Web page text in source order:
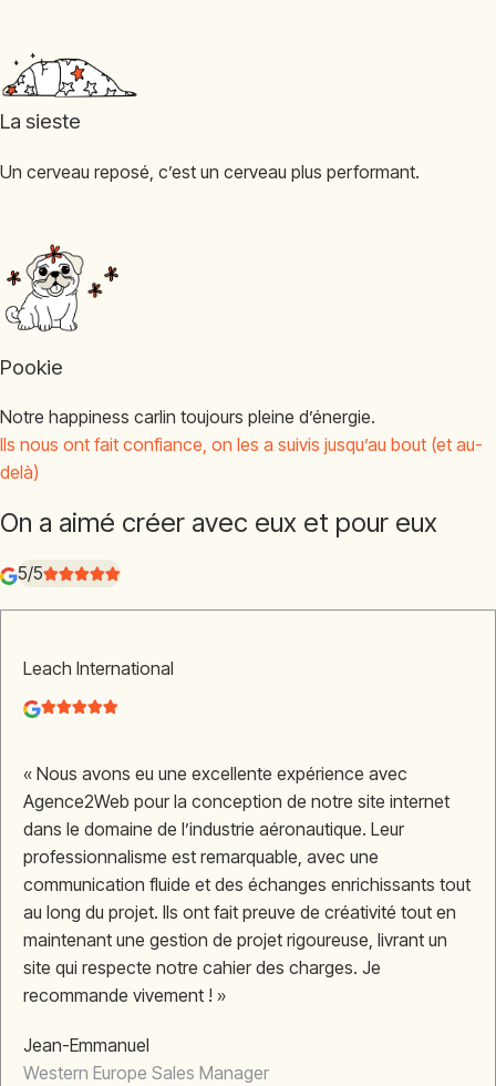
La sieste
Un cerveau reposé, c’est un cerveau plus performant.
Pookie
Notre happiness carlin toujours pleine d’énergie.
Ils nous ont fait confiance, on les a suivis jusqu’au bout (et au-
delà)
On a aimé créer avec eux et pour eux
5/5
Leach International
« Nous avons eu une excellente expérience avec
Agence2Web pour la conception de notre site internet
dans le domaine de l’industrie aéronautique. Leur
professionnalisme est remarquable, avec une
communication fluide et des échanges enrichissants tout
au long du projet. Ils ont fait preuve de créativité tout en
maintenant une gestion de projet rigoureuse, livrant un
site qui respecte notre cahier des charges. Je
recommande vivement ! »
Jean-Emmanuel
Western Europe Sales Manager